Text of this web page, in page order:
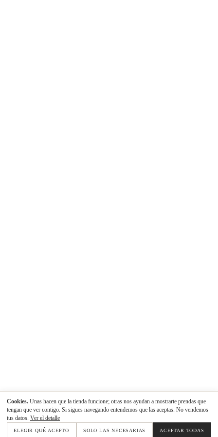
Cookies. Unas hacen que la tienda funcione; otras nos ayudan a mostrarte prendas que
tengan que ver contigo. Si sigues navegando entendemos que las aceptas. No vendemos
tus datos. Ver el detalle
ELEGIR QUÉ ACEPTO SOLO LAS NECESARIAS ACEPTAR TODAS